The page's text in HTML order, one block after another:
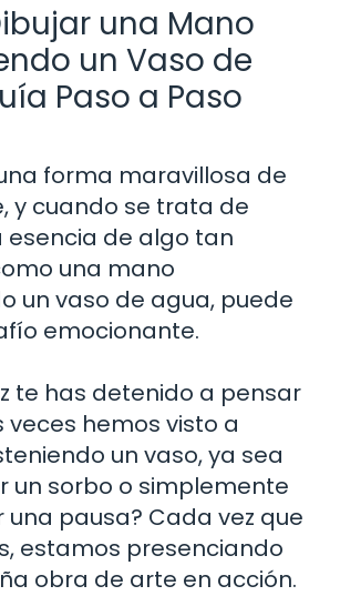
una Mano
un Vaso de
Paso a Paso
forma maravillosa de
y cuando se trata de
de algo tan
una mano
un vaso de agua, puede
emocionante.
te has detenido a pensar
veces hemos visto a
un vaso, ya sea
un sorbo o simplemente
pausa? Cada vez que
estamos presenciando
obra de arte en acción.